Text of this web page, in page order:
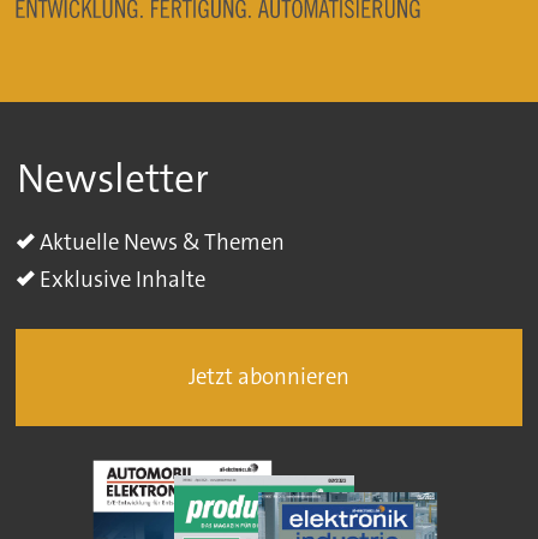
Newsletter
Aktuelle News & Themen
Exklusive Inhalte
Jetzt abonnieren